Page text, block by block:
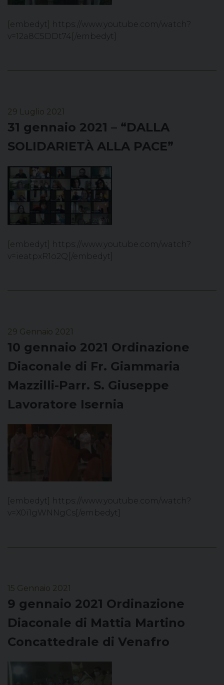
[embedyt] https://www.youtube.com/watch?
v=12a8C5DDt74[/embedyt]
29 Luglio 2021
31 gennaio 2021 – “DALLA
SOLIDARIETÀ ALLA PACE”
[embedyt] https://www.youtube.com/watch?
v=ieatpxR1o2Q[/embedyt]
29 Gennaio 2021
10 gennaio 2021 Ordinazione
Diaconale di Fr. Giammaria
Mazzilli-Parr. S. Giuseppe
Lavoratore Isernia
[embedyt] https://www.youtube.com/watch?
v=X0i1gWNNgCs[/embedyt]
15 Gennaio 2021
9 gennaio 2021 Ordinazione
Diaconale di Mattia Martino
Concattedrale di Venafro